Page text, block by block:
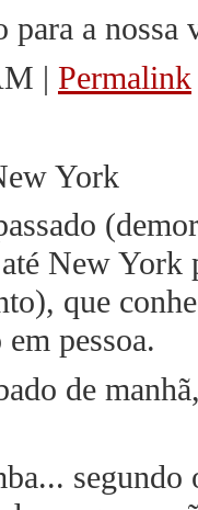
para a
| Permalink
York
New York
que
pessoa.
de